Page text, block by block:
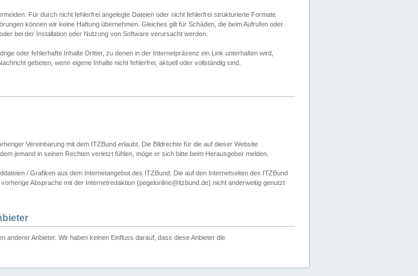
Für durch nicht fehlerfrei angelegte Dateien oder nicht fehlerfrei strukturierte Formate
können wir keine Haftung übernehmen. Gleiches gilt für Schäden, die beim Aufrufen oder
bei der Installation oder Nutzung von Software verursacht werden.
oder fehlerhafte Inhalte Dritter, zu denen in der Internetpräsenz ein Link unterhalten wird,
gebeten, wenn eigene Inhalte nicht fehlerfrei, aktuell oder vollständig sind.
Vereinbarung mit dem ITZBund erlaubt. Die Bildrechte für die auf dieser Website
jemand in seinen Rechten verletzt fühlen, möge er sich bitte beim Herausgeber melden.
/ Grafiken aus dem Internetangebot des ITZBund: Die auf den Internetseiten des ITZBund
Absprache mit der Internetredaktion (pegelonline@itzbund.de) nicht anderweitig genutzt
anderer Anbieter. Wir haben keinen Einfluss darauf, dass diese Anbieter die